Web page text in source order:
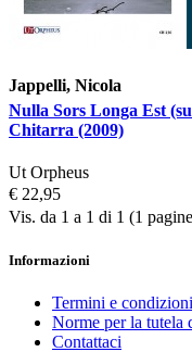
Jappelli, Nicola
Nulla Sors Longa Est
Chitarra (2009)
Ut Orpheus
€ 22,95
Vis. da 1 a 1 di 1 (1
Informazioni
Termini e
Norme per la tutela
Contattaci